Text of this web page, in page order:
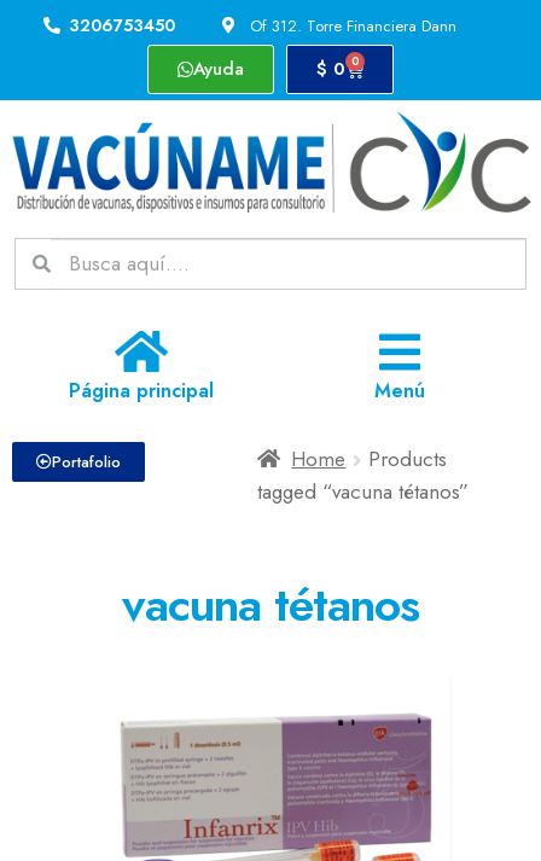
3206753450 Of 312. Torre Financiera Dann
Ayuda $ 0 0
Página principal Menú
Portafolio Home
Products
tagged “vacuna tétanos”
vacuna tétanos